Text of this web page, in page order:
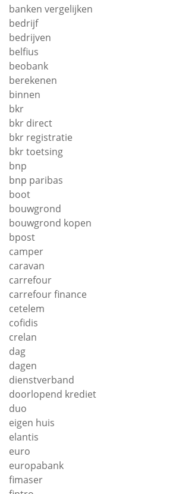
banken vergelijken
bedrijf
bedrijven
belfius
beobank
berekenen
binnen
bkr
bkr direct
bkr registratie
bkr toetsing
bnp
bnp paribas
boot
bouwgrond
bouwgrond kopen
bpost
camper
caravan
carrefour
carrefour finance
cetelem
cofidis
crelan
dag
dagen
dienstverband
doorlopend krediet
duo
eigen huis
elantis
euro
europabank
fimaser